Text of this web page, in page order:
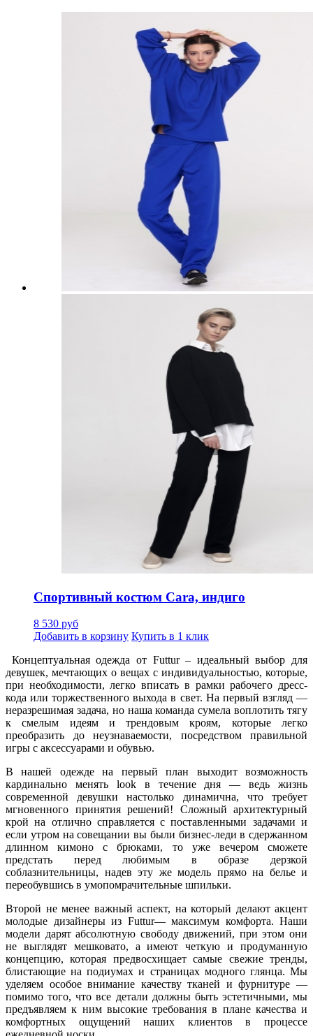
Спортивный костюм Cara, индиго
8 530 руб
Добавить в корзину Купить в 1 клик
Концептуальная одежда от Futtur– идеальный выбор для
девушек, мечтающих о вещах с индивидуальностью, которые,
при необходимости, легко вписать в рамки рабочего дресс-
кода или торжественного выхода в свет. На первый взгляд —
неразрешимая задача, но наша команда сумела воплотить тягу
к смелым идеям и трендовым кроям, которые легко
преобразить до неузнаваемости, посредством правильной
игры с аксессуарами и обувью.
В нашей одежде на первый план выходит возможность
кардинально менять look в течение дня — ведь жизнь
современной девушки настолько динамична, что требует
мгновенного принятия решений! Сложный архитектурный
крой на отлично справляется с поставленными задачами и
если утром на совещании вы были бизнес-леди в сдержанном
длинном кимоно с брюками, то уже вечером сможете
предстать перед любимым в образе дерзкой
соблазнительницы, надев эту же модель прямо на белье и
переобувшись в умопомрачительные шпильки.
Второй не менее важный аспект, на который делают акцент
молодые дизайнеры из Futtur— максимум комфорта. Наши
модели дарят абсолютную свободу движений, при этом они
не выглядят мешковато, а имеют четкую и продуманную
концепцию, которая предвосхищает самые свежие тренды,
блистающие на подиумах и страницах модного глянца. Мы
уделяем особое внимание качеству тканей и фурнитуре —
помимо того, что все детали должны быть эстетичными, мы
предъявляем к ним высокие требования в плане качества и
комфортных ощущений наших клиентов в процессе